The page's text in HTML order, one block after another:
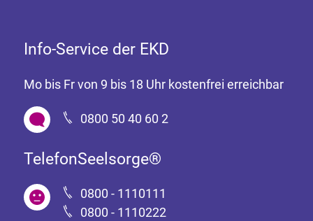
Info-Service der EKD
Mo bis Fr von 9 bis 18 Uhr kostenfrei erreichbar
0800 50 40 60 2
TelefonSeelsorge®
0800 - 1110111
0800 - 1110222